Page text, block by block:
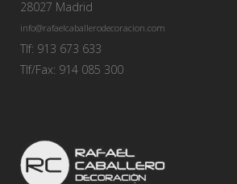
28027 Madrid
info@rafaelcaballerodecoracion.com
Tlf: 913 673 633
Tlf/Fax: 914 085 300